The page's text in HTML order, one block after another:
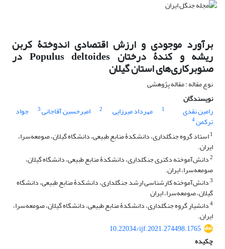
برآورد موجودی و ارزش اقتصادی اندوختۀ کربن
ریشه و کندۀ درختان Populus deltoides در
صنوبرکاری‌های استان گیلان
نوع مقاله : مقاله پژوهشی
نویسندگان
رامین نقدی
1 مهرداد میرزایی 2 امیرحسین آقاجانی3 جواد
ترکمن4
1استاد گروه جنگلداری، دانشکدۀ منابع طبیعی، دانشگاه گیلان، صومعه‌سرا،
ایران.
2دانش‌آموخته دکتری جنگلداری، دانشکدۀ منابع طبیعی، دانشگاه گیلان،
صومعه‌سرا، ایران.
3دانش‌آموخته کارشناسی ارشد جنگلداری، دانشکدۀ منابع طبیعی، دانشگاه
گیلان، صومعه‌سرا، ایران
4دانشیار گروه جنگلداری، دانشکدۀ منابع طبیعی، دانشگاه گیلان، صومعه‌سرا،
ایران.
10.22034/ijf.2021.274498.1765
چکیده